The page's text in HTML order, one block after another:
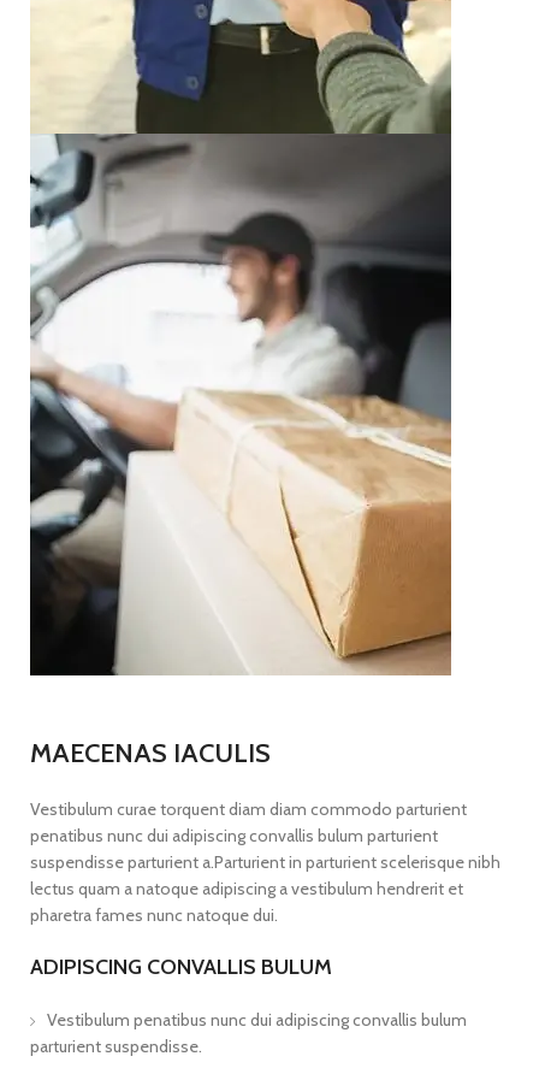
MAECENAS IACULIS
Vestibulum curae torquent diam diam commodo parturient
penatibus nunc dui adipiscing convallis bulum parturient
suspendisse parturient a.Parturient in parturient scelerisque nibh
lectus quam a natoque adipiscing a vestibulum hendrerit et
pharetra fames nunc natoque dui.
ADIPISCING CONVALLIS BULUM
Vestibulum penatibus nunc dui adipiscing convallis bulum
parturient suspendisse.